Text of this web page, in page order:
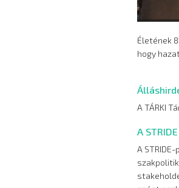
Életének
hogy
A TÁRKI
A
A